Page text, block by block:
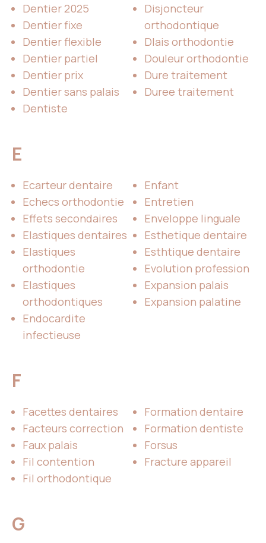
Dentier 2025
Dentier fixe
Dentier flexible
Dentier partiel
Dentier prix
Dentier sans palais
Dentiste
Disjoncteur
orthodontique
Dlais orthodontie
Douleur orthodontie
Dure traitement
Duree traitement
E
Ecarteur dentaire
Echecs orthodontie
Effets secondaires
Elastiques dentaires
Elastiques
orthodontie
Elastiques
orthodontiques
Endocardite
infectieuse
Enfant
Entretien
Enveloppe linguale
Esthetique dentaire
Esthtique dentaire
Evolution profession
Expansion palais
Expansion palatine
F
Facettes dentaires
Facteurs correction
Faux palais
Fil contention
Fil orthodontique
Formation dentaire
Formation dentiste
Forsus
Fracture appareil
G